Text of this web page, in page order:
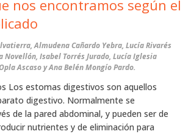
nos encontramos según el
Almudena Cañardo Yebra, Lucía Rivarés
Novellón, Isabel Torrés Jurado, Lucía Iglesia
Ascaso y Ana Belén Mongío Pardo.
Los estomas digestivos son aquellos
digestivo. Normalmente se
de la pared abdominal, y pueden ser de
nutrientes y de eliminación para